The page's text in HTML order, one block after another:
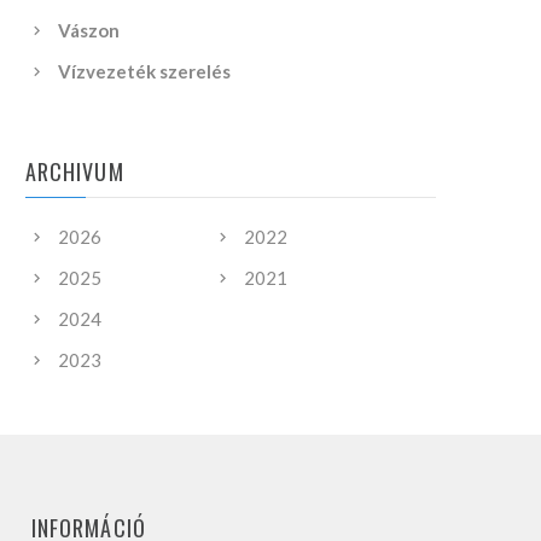
Vászon
Vízvezeték szerelés
ARCHIVUM
2026
2025
2024
2023
2022
2021
INFORMÁCIÓ